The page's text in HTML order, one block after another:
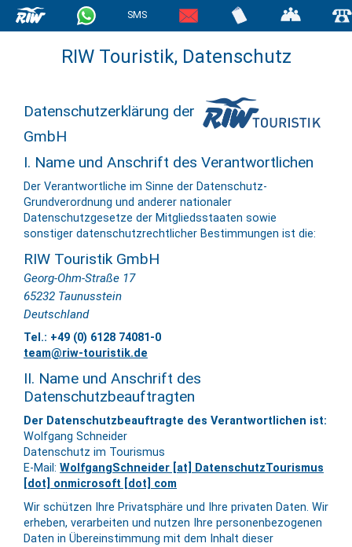
SMS
RIW Touristik, Datenschutz
Datenschutzerklärung der
GmbH
I. Name und Anschrift des Verantwortlichen
Der Verantwortliche im Sinne der Datenschutz-
Grundverordnung und anderer nationaler
Datenschutzgesetze der Mitgliedsstaaten sowie
sonstiger datenschutzrechtlicher Bestimmungen ist die:
RIW Touristik GmbH
Georg-Ohm-Straße 17
65232 Taunusstein
Deutschland
Tel.: +49 (0) 6128 74081-0
team@riw-touristik.de
II. Name und Anschrift des
Datenschutzbeauftragten
Der Datenschutzbeauftragte des Verantwortlichen ist:
Wolfgang Schneider
Datenschutz im Tourismus
E-Mail: WolfgangSchneider [at] DatenschutzTourismus
[dot] onmicrosoft [dot] com
Wir schützen Ihre Privatsphäre und Ihre privaten Daten. Wir
erheben, verarbeiten und nutzen Ihre personenbezogenen
Daten in Übereinstimmung mit dem Inhalt dieser